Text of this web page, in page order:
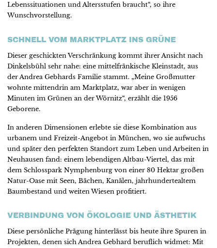
Lebenssituationen und Altersstufen braucht“, so ihre
Wunschvorstellung.
SCHNELL VOM MARKTPLATZ INS GRÜNE
Dieser geschickten Verschränkung kommt ihrer Ansicht nach
Dinkelsbühl sehr nahe: eine mittelfränkische Kleinstadt, aus
der Andrea Gebhards Familie stammt. „Meine Großmutter
wohnte mittendrin am Marktplatz, war aber in wenigen
Minuten im Grünen an der Wörnitz“, erzählt die 1956
Geborene.
In anderen Dimensionen erlebte sie diese Kombination aus
urbanem und Freizeit-Angebot in München, wo sie aufwuchs
und später den perfekten Standort zum Leben und Arbeiten in
Neuhausen fand: einem lebendigen Altbau-Viertel, das mit
dem Schlosspark Nymphenburg von einer 80 Hektar großen
Natur-Oase mit Seen, Bächen, Kanälen, jahrhundertealtem
Baumbestand und weiten Wiesen profitiert.
VERBINDUNG VON ÖKOLOGIE UND ÄSTHETIK
Diese persönliche Prägung hinterlässt bis heute ihre Spuren in
Projekten, denen sich Andrea Gebhard beruflich widmet: Mit